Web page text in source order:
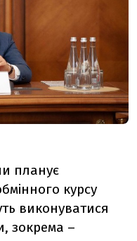
планує
курсу
виконуватися
зокрема –